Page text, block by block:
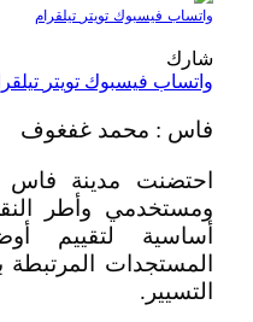
واتساب فيسبوك تويتر تيلقرام
شارك
واتساب فيسبوك تويتر
فاس : محمد غفغوف
احتضنت مدينة فاس
ومستخدمي وأطر
أساسية لتقييم
المستجدات
التسيير.